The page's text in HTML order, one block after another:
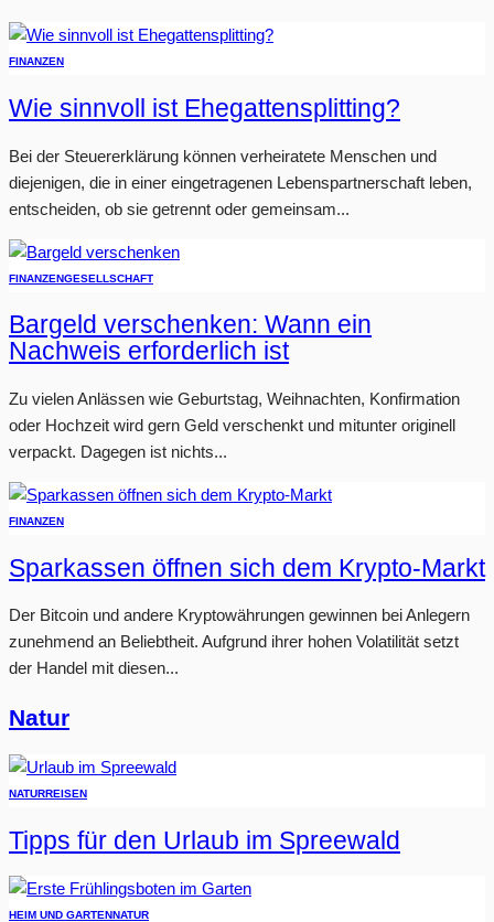
FINANZEN
Wie sinnvoll ist Ehegattensplitting?
Bei der Steuererklärung können verheiratete Menschen und
diejenigen, die in einer eingetragenen Lebenspartnerschaft leben,
entscheiden, ob sie getrennt oder gemeinsam...
FINANZENGESELLSCHAFT
Bargeld verschenken: Wann ein
Nachweis erforderlich ist
Zu vielen Anlässen wie Geburtstag, Weihnachten, Konfirmation
oder Hochzeit wird gern Geld verschenkt und mitunter originell
verpackt. Dagegen ist nichts...
FINANZEN
Sparkassen öffnen sich dem Krypto-Markt
Der Bitcoin und andere Kryptowährungen gewinnen bei Anlegern
zunehmend an Beliebtheit. Aufgrund ihrer hohen Volatilität setzt
der Handel mit diesen...
Natur
NATURREISEN
Tipps für den Urlaub im Spreewald
HEIM UND GARTENNATUR